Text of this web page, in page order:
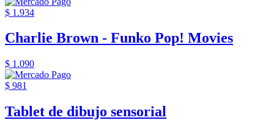
$ 1.934
Charlie Brown - Funko Pop! Movies
$ 1.090
$ 981
Tablet de dibujo sensorial